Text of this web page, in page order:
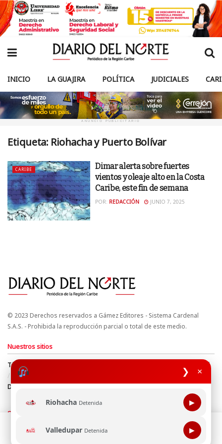
❯ ×
Riohacha Detenida ▶
Valledupar Detenida ▶
INICIO LA GUAJIRA POLÍTICA JUDICIALES
ANUNCIO PUBLICITARIO
Etiqueta: Riohacha y Puerto Bolívar
CARIBE
Dimar alerta sobre fuertes
vientos y oleaje alto en la Costa
Caribe, este fin de semana
POR: REDACCIÓN JUNIO 7, 2025
© 2023 Derechos reservados a Gámez Editores - Sistema Cardenal
S.A.S. - Prohibida la reproducción parcial o total de este medio.
Nuestros sitios
Términos y Condiciones
Derechos de Autor y Propiedad Intelectual
Política de uso de cookies
Política de Tratamiento de Datos
Directrices Editoriales
Síguenos
Esta página web usa cookie para mejorar tu experiencia de
navegación, al continuar aceptas nuestra política de uso de